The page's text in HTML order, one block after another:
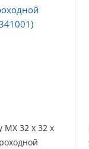
MX 32 х 32 х